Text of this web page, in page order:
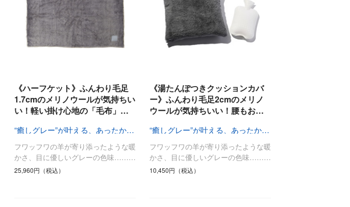
《ハーフケット》ふんわり毛足
1.7cmのメリノウールが気持ちい
い！軽い掛け心地の「毛布」…
“癒しグレー”が叶える、あったか快眠空間
フワッフワの羊が寄り添ったような暖
かさ、目に優しいグレーの色味………
25,960円（税込）
《湯たんぽつきクッションカバ
ー》ふんわり毛足2cmのメリノ
ウールが気持ちいい！腰もお…
“癒しグレー”が叶える、あったか快眠空間
フワッフワの羊が寄り添ったような暖
かさ、目に優しいグレーの色味………
10,450円（税込）